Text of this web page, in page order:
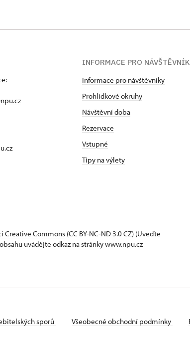
INFORMACE PRO
Informace pro návštěvníky
Prohlídkové okruhy
Návštěvní doba
Rezervace
Vstupné
Tipy na výlety
Creative Commons (CC BY-NC-ND 3.0 CZ) (Uveďte
uvádějte odkaz na stránky www.npu.cz
sporů Všeobecné obchodní podmínky